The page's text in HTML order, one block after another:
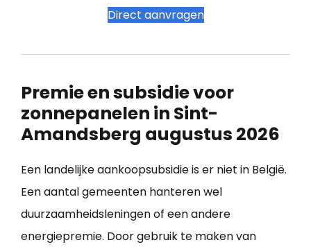
Direct aanvragen
Premie en subsidie voor
zonnepanelen in Sint-
Amandsberg augustus 2026
Een landelijke aankoopsubsidie is er niet in België.
Een aantal gemeenten hanteren wel
duurzaamheidsleningen of een andere
energiepremie. Door gebruik te maken van